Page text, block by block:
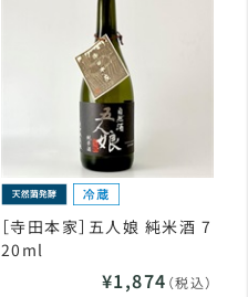
［寺田本家］五人娘 純米酒 7
20ml
¥1,874 （税込）